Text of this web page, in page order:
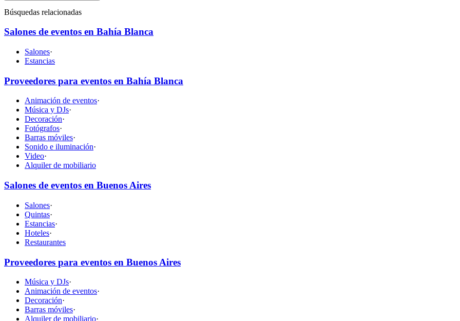
Búsquedas relacionadas
Salones de eventos en Bahía Blanca
Salones·
Estancias
Proveedores para eventos en Bahía Blanca
Animación de eventos·
Música y DJs·
Decoración·
Fotógrafos·
Barras móviles·
Sonido e iluminación·
Video·
Alquiler de mobiliario
Salones de eventos en Buenos Aires
Salones·
Quintas·
Estancias·
Hoteles·
Restaurantes
Proveedores para eventos en Buenos Aires
Música y DJs·
Animación de eventos·
Decoración·
Barras móviles·
Alquiler de mobiliario·